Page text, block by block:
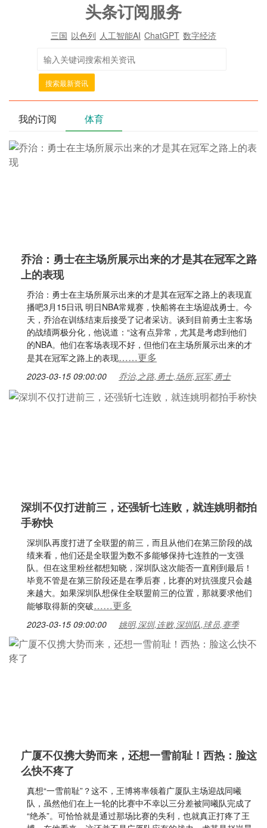
头条订阅服务
三国 以色列 人工智能AI ChatGPT 数字经济
搜索最新资讯
我的订阅 体育
乔治：勇士在主场所展示出来的才是其在冠军之路
上的表现
乔治：勇士在主场所展示出来的才是其在冠军之路上的表现直
播吧3月15日讯 明日NBA常规赛，快船将在主场迎战勇士。今
天，乔治在训练结束后接受了记者采访。谈到目前勇士主客场
的战绩两极分化，他说道：“这有点异常，尤其是考虑到他们
的NBA。他们在客场表现不好，但他们在主场所展示出来的才
是其在冠军之路上的表现……更多
2023-03-15 09:00:00 乔治,之路,勇士,场所,冠军,勇士
深圳不仅打进前三，还强斩七连败，就连姚明都拍
手称快
深圳队再度打进了全联盟的前三，而且从他们在第三阶段的战
绩来看，他们还是全联盟为数不多能够保持七连胜的一支强
队。但在这里粉丝都想知晓，深圳队这次能否一直刚到最后！
毕竟不管是在第三阶段还是在季后赛，比赛的对抗强度只会越
来越大。如果深圳队想保住全联盟前三的位置，那就要求他们
能够取得新的突破……更多
2023-03-15 09:00:00 姚明,深圳,连败,深圳队,球员,赛季
广厦不仅携大势而来，还想一雪前耻！西热：脸这
么快不疼了
真想“一雪前耻”？这不，王博将率领着广厦队主场迎战同曦
队，虽然他们在上一轮的比赛中不幸以三分差被同曦队完成了
“绝杀”。可恰恰就是通过那场比赛的失利，也就真正打疼了王